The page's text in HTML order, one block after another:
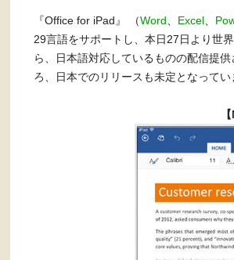
『Office for iPad』 （Word Excel
29言語をサポートし、本日27日より世
ら、日本語対応しているものの配信提
ろ、日本でのリリースも未定となってい